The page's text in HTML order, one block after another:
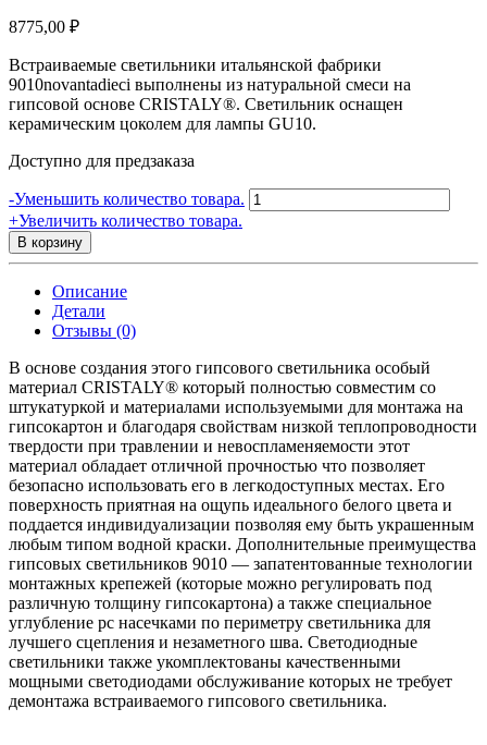
8775,00 ₽
Встраиваемые светильники итальянской фабрики
9010novantadieci выполнены из натуральной смеси на
гипсовой основе CRISTALY®. Светильник оснащен
керамическим цоколем для лампы GU10.
Доступно для предзаказа
-Уменьшить количество товара. Количество
товара
GU10
ø50
MAX
2x35W
240V,
Гипс
(9010,
Италия)
+Увеличить количество товара.
В корзину
Описание
Детали
Отзывы (0)
В основе создания этого гипсового светильника особый
материал CRISTALY® который полностью совместим со
штукатуркой и материалами используемыми для монтажа на
гипсокартон и благодаря свойствам низкой теплопроводности
твердости при травлении и невоспламеняемости этот
материал обладает отличной прочностью что позволяет
безопасно использовать его в легкодоступных местах. Его
поверхность приятная на ощупь идеального белого цвета и
поддается индивидуализации позволяя ему быть украшенным
любым типом водной краски. Дополнительные преимущества
гипсовых светильников 9010 — запатентованные технологии
монтажных крепежей (которые можно регулировать под
различную толщину гипсокартона) а также специальное
углубление рс насечками по периметру светильника для
лучшего сцепления и незаметного шва. Светодиодные
светильники также укомплектованы качественными
мощными светодиодами обслуживание которых не требует
демонтажа встраиваемого гипсового светильника.